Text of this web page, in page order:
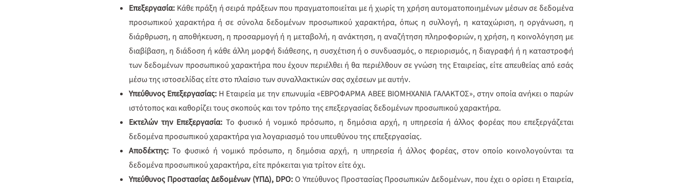
Επεξεργασία: Κάθε πράξη ή σειρά πράξεων που πραγματοποιείται με ή χωρίς τη χρήση αυτοματοποιημένων μέσων σε δεδομένα
προσωπικού χαρακτήρα ή σε σύνολα δεδομένων προσωπικού χαρακτήρα, όπως η συλλογή, η καταχώριση, η οργάνωση, η
διάρθρωση, η αποθήκευση, η προσαρμογή ή η μεταβολή, η ανάκτηση, η αναζήτηση πληροφοριών, η χρήση, η κοινολόγηση με
διαβίβαση, η διάδοση ή κάθε άλλη μορφή διάθεσης, η συσχέτιση ή ο συνδυασμός, ο περιορισμός, η διαγραφή ή η καταστροφή
των δεδομένων προσωπικού χαρακτήρα που έχουν περιέλθει ή θα περιέλθουν σε γνώση της Εταιρείας, είτε απευθείας από εσάς
μέσω της ιστοσελίδας είτε στο πλαίσιο των συναλλακτικών σας σχέσεων με αυτήν.
Υπεύθυνος Επεξεργασίας: Η Εταιρεία με την επωνυμία «ΕΒΡΟΦΑΡΜΑ ΑΒΕΕ ΒΙΟΜΗΧΑΝΙΑ ΓΑΛΑΚΤΟΣ», στην οποία ανήκει ο παρών
ιστότοπος και καθορίζει τους σκοπούς και τον τρόπο της επεξεργασίας δεδομένων προσωπικού χαρακτήρα.
Εκτελών την Επεξεργασία: Το φυσικό ή νομικό πρόσωπο, η δημόσια αρχή, η υπηρεσία ή άλλος φορέας που επεξεργάζεται
δεδομένα προσωπικού χαρακτήρα για λογαριασμό του υπευθύνου της επεξεργασίας.
Αποδέκτης:Το φυσικό ή νομικό πρόσωπο, η δημόσια αρχή, η υπηρεσία ή άλλος φορέας, στον οποίο κοινολογούνται τα
δεδομένα προσωπικού χαρακτήρα, είτε πρόκειται για τρίτον είτε όχι.
Υπεύθυνος Προστασίας Δεδομένων (ΥΠΔ), DPO:Ο Υπεύθυνος Προστασίας Προσωπικών Δεδομένων, που έχει ο ορίσει η Εταιρεία,